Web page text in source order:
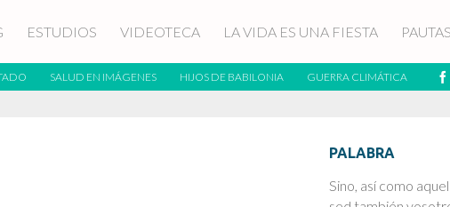
ESTUDIOS VIDEOTECA LA VIDA ES UNA FIESTA
SALUD EN IMÁGENES HIJOS DE BABILONIA GUERRA CLIMÁTICA
PALABRA
Sino, así como